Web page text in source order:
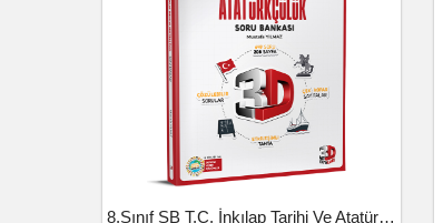
8.Sınıf SB T.C. İnkılap Tarihi Ve Atatürkçülük